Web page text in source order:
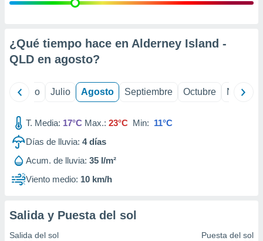
e
mediante
de
1199
¿Qué tiempo hace en Alderney Island -
QLD en agosto?
Junio Julio Agosto Septiembre Octubre
T. Media: 17°C Max.: 23°C Min: 11°C
Días de lluvia: 4días
Acum. de lluvia: 35 l/m²
Viento medio: 10 km/h
Salida y Puesta del sol
Salida del sol Puesta del sol